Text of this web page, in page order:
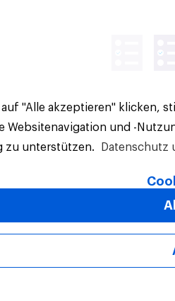
Alle Rechte vorbehalten.
auf "Alle akzeptieren" klicken,
Websitenavigation und -
zu unterstützen.
Datenschutz